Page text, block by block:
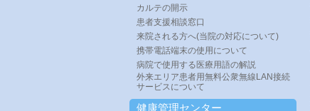
カルテの開示
患者支援相談窓口
来院される方へ(当院の対応について)
携帯電話端末の使用について
病院で使用する医療用語の解説
外来エリア患者用無料公衆無線LAN接続
サービスについて
健康管理センター